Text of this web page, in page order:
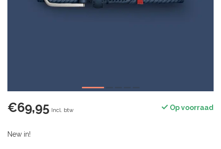
€69,95 Incl. btw Op voorraad
New in!